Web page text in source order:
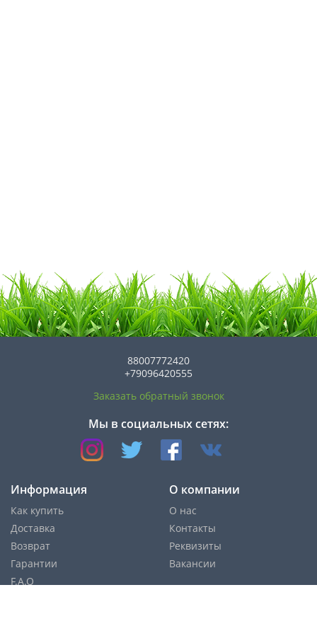
88007772420
+79096420555
Заказать обратный звонок
Мы в социальных сетях:
Информация
Как купить
Доставка
Возврат
Гарантии
F.A.Q
О компании
О нас
Контакты
Реквизиты
Вакансии